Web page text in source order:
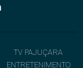
TV PAJUÇARA
ENTRETENIMENTO